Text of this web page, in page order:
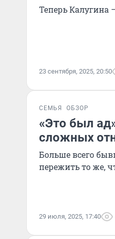
Теперь Калугина
23 сентября, 2025, 20:50
СЕМЬЯ ОБЗОР
«Это был
сложных
Больше всего
пережить то же,
29 июля, 2025, 17:40